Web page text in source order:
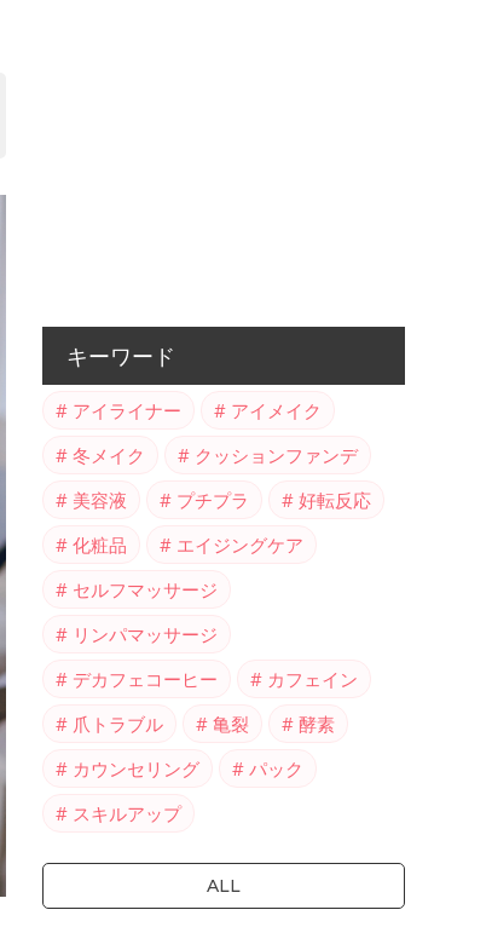
キーワード
アイライナー
アイメイク
冬メイク
クッションファンデ
美容液
プチプラ
好転反応
化粧品
エイジングケア
セルフマッサージ
リンパマッサージ
デカフェコーヒー
カフェイン
爪トラブル
亀裂
酵素
カウンセリング
パック
スキルアップ
ALL